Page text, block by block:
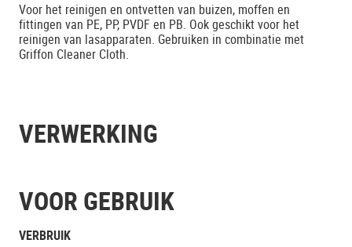
Voor het reinigen en ontvetten van buizen, moffen en
fittingen van PE, PP, PVDF en PB. Ook geschikt voor het
reinigen van lasapparaten. Gebruiken in combinatie met
Griffon Cleaner Cloth.
VERWERKING
VOOR GEBRUIK
VERBRUIK